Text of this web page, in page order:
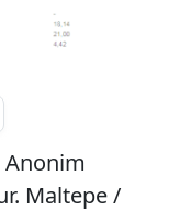
Anonim
Maltepe /